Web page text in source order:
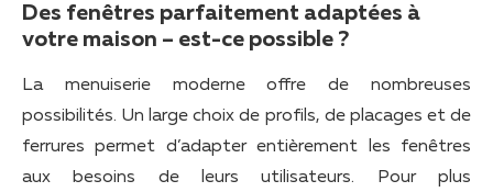
Des fenêtres parfaitement adaptées à
votre maison – est-ce possible ?
La menuiserie moderne offre de nombreuses
possibilités. Un large choix de profils, de placages et de
ferrures permet d’adapter entièrement les fenêtres
aux besoins de leurs utilisateurs. Pour plus